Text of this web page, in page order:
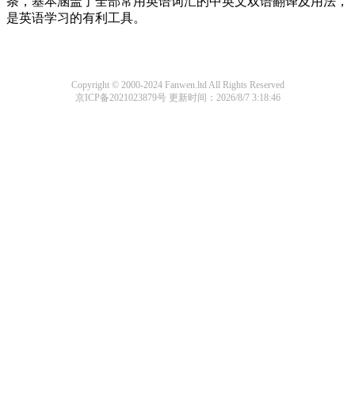
是英语学习的有利工具。
Copyright © 2000-2024 Fanwen.ltd All Rights Reserved
京ICP备2021023879号更新时间：2026/8/7 3:18:46